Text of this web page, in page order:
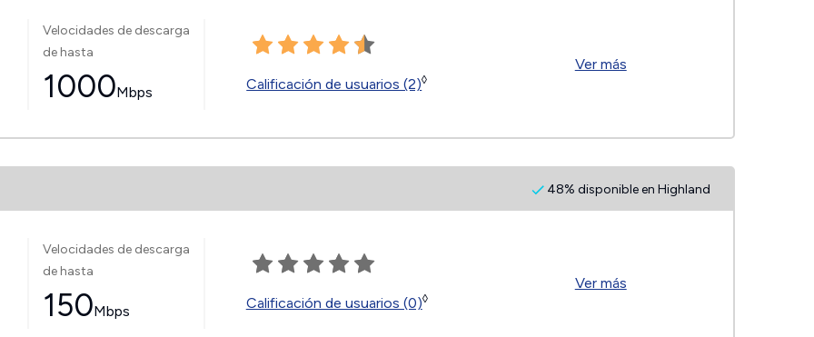
Velocidades de descarga
de hasta
1000Mbps Calificación de usuarios (2)◊
Ver más
48% disponible en Highland
Velocidades de descarga
de hasta
150Mbps Calificación de usuarios (0)◊
Ver más